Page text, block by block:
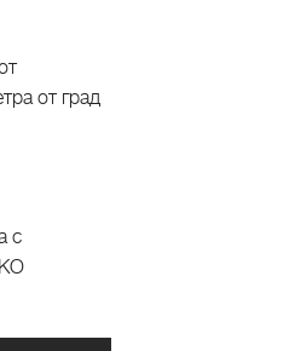
от град
с